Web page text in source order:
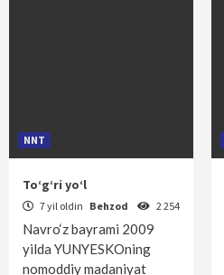
NNT
To‘g‘ri yo‘l
7 yil oldin Behzod 2 254
Navro‘z bayrami 2009
yilda YUNYESKOning
nomoddiy madaniyat